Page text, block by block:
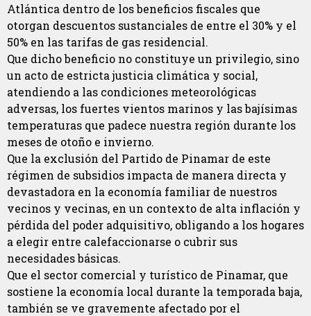
Atlántica dentro de los beneficios fiscales que
otorgan descuentos sustanciales de entre el 30% y el
50% en las tarifas de gas residencial.
Que dicho beneficio no constituye un privilegio, sino
un acto de estricta justicia climática y social,
atendiendo a las condiciones meteorológicas
adversas, los fuertes vientos marinos y las bajísimas
temperaturas que padece nuestra región durante los
meses de otoño e invierno.
Que la exclusión del Partido de Pinamar de este
régimen de subsidios impacta de manera directa y
devastadora en la economía familiar de nuestros
vecinos y vecinas, en un contexto de alta inflación y
pérdida del poder adquisitivo, obligando a los hogares
a elegir entre calefaccionarse o cubrir sus
necesidades básicas.
Que el sector comercial y turístico de Pinamar, que
sostiene la economía local durante la temporada baja,
también se ve gravemente afectado por el